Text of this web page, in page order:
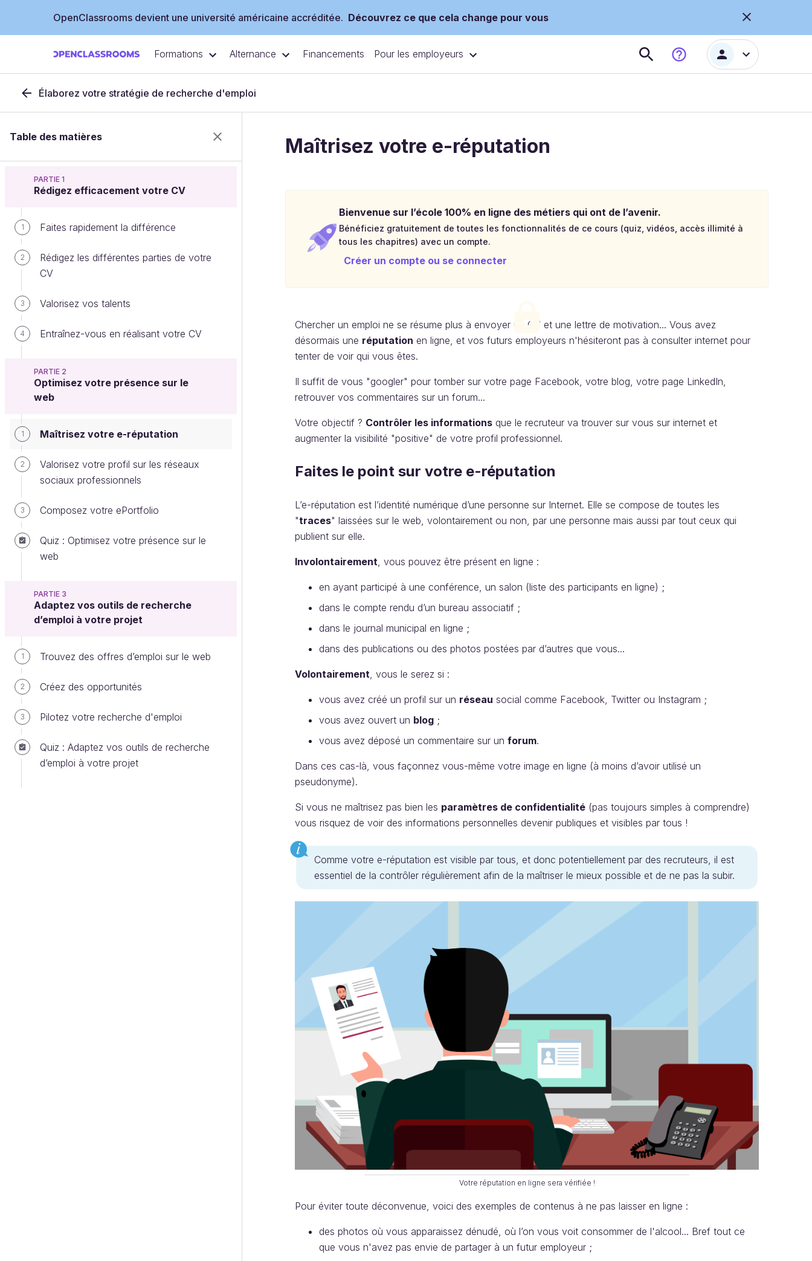
OpenClassrooms devient une université américaine accréditée. Découvrez ce que cela change pour vous
Formations Alternance Financements Pour les employeurs
Élaborez votre stratégie de recherche d'emploi
Table des matières
PARTIE 1
Rédigez efficacement votre CV
1 Faites rapidement la différence
2
Rédigez les différentes parties de votre
CV
3 Valorisez vos talents
4 Entraînez-vous en réalisant votre CV
PARTIE 2
Optimisez votre présence sur le
web
1 Maîtrisez votre e-réputation
2
Valorisez votre profil sur les réseaux
sociaux professionnels
3 Composez votre ePortfolio
Quiz : Optimisez votre présence sur le
web
PARTIE 3
Adaptez vos outils de recherche
d’emploi à votre projet
1 Trouvez des offres d’emploi sur le web
2 Créez des opportunités
3 Pilotez votre recherche d'emploi
Quiz : Adaptez vos outils de recherche
d’emploi à votre projet
Maîtrisez votre e-réputation
Bienvenue sur l’école 100% en ligne des métiers qui ont de l’avenir.
Bénéficiez gratuitement de toutes les fonctionnalités de ce cours (quiz, vidéos, accès illimité à
tous les chapitres) avec un compte.
Créer un compte ou se connecter
Chercher un emploi ne se résume plus à envoyer un CV et une lettre de motivation... Vous avez
désormais une réputation en ligne, et vos futurs employeurs n'hésiteront pas à consulter internet pour
tenter de voir qui vous êtes.
Il suffit de vous "googler" pour tomber sur votre page Facebook, votre blog, votre page LinkedIn,
retrouver vos commentaires sur un forum...
Votre objectif ? Contrôler les informations que le recruteur va trouver sur vous sur internet et
augmenter la visibilité "positive" de votre profil professionnel.
Faites le point sur votre e-réputation
L’e-réputation est l’identité numérique d’une personne sur Internet. Elle se compose de toutes les
"traces" laissées sur le web, volontairement ou non, par une personne mais aussi par tout ceux qui
publient sur elle.
Involontairement, vous pouvez être présent en ligne :
en ayant participé à une conférence, un salon (liste des participants en ligne) ;
dans le compte rendu d’un bureau associatif ;
dans le journal municipal en ligne ;
dans des publications ou des photos postées par d’autres que vous...
Volontairement, vous le serez si :
vous avez créé un profil sur un réseau social comme Facebook, Twitter ou Instagram ;
vous avez ouvert un blog ;
vous avez déposé un commentaire sur un forum.
Dans ces cas-là, vous façonnez vous-même votre image en ligne (à moins d’avoir utilisé un
pseudonyme).
Si vous ne maîtrisez pas bien les paramètres de confidentialité (pas toujours simples à comprendre)
vous risquez de voir des informations personnelles devenir publiques et visibles par tous !
Comme votre e-réputation est visible par tous, et donc potentiellement par des recruteurs, il est
essentiel de la contrôler régulièrement afin de la maîtriser le mieux possible et de ne pas la subir.
Votre réputation en ligne sera vérifiée !
Pour éviter toute déconvenue, voici des exemples de contenus à ne pas laisser en ligne :
des photos où vous apparaissez dénudé, où l’on vous voit consommer de l'alcool... Bref tout ce
que vous n'avez pas envie de partager à un futur employeur ;